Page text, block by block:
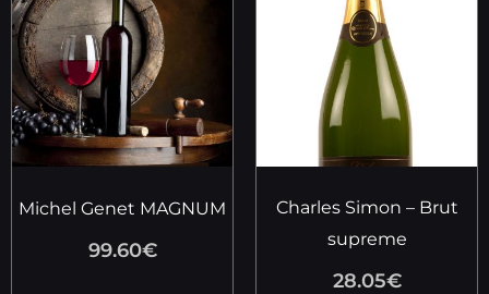
Michel Genet MAGNUM
99.60€
Charles Simon – Brut
supreme
28.05€